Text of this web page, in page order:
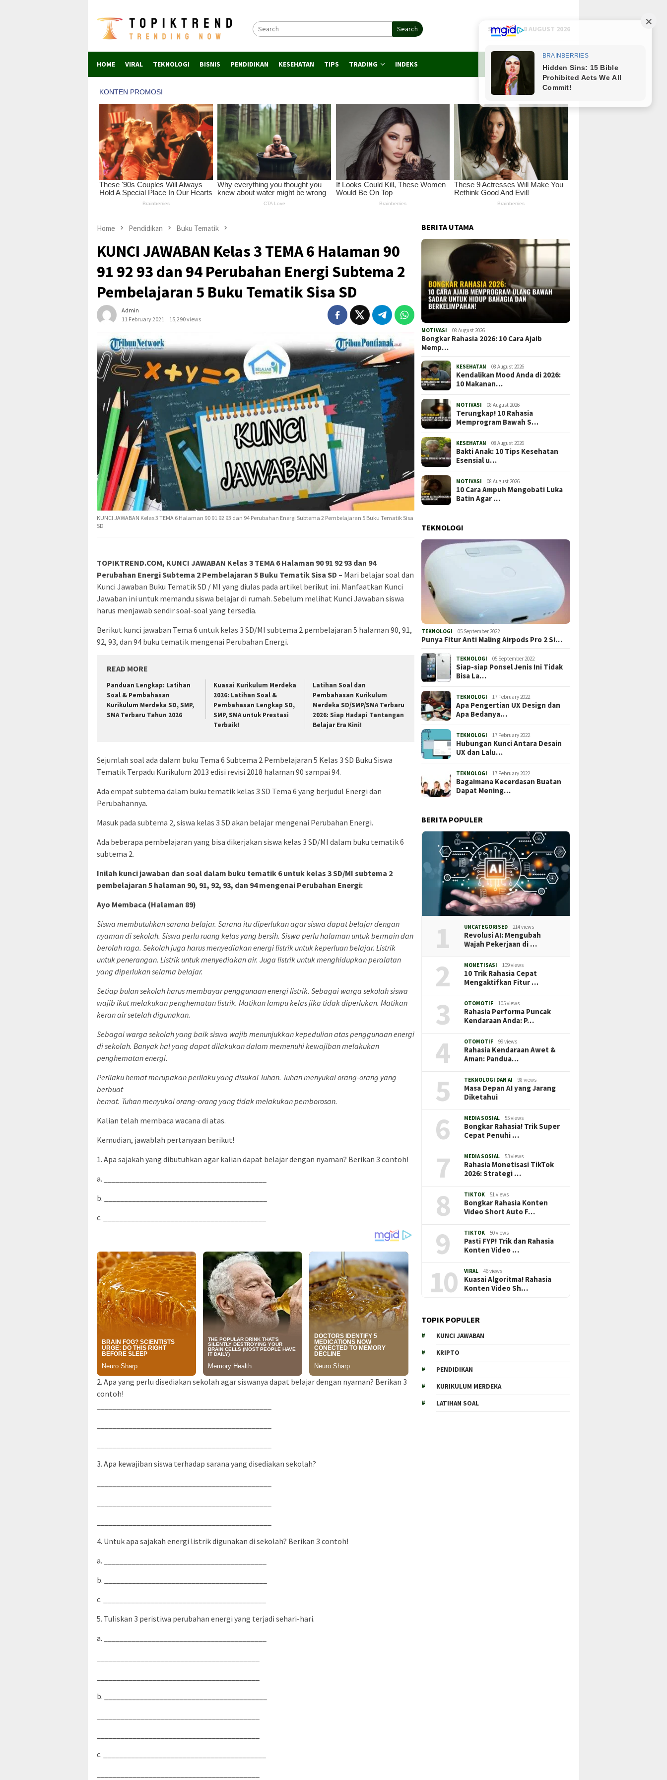
content
Search SATURDAY, 8 AUGUST 2026
HOME VIRAL TEKNOLOGI BISNIS PENDIDIKAN KESEHATAN TIPS TRADING INDEKS
Home Pendidikan Buku Tematik
KUNCI JAWABAN Kelas 3 TEMA 6 Halaman 90
91 92 93 dan 94 Perubahan Energi Subtema 2
Pembelajaran 5 Buku Tematik Sisa SD
Admin
11 February 2021
15,290 views
KUNCI JAWABAN Kelas 3 TEMA 6 Halaman 90 91 92 93 dan 94 Perubahan Energi Subtema 2 Pembelajaran 5 Buku Tematik Sisa
SD
TOPIKTREND.COM, KUNCI JAWABAN Kelas 3 TEMA 6 Halaman 90 91 92 93 dan 94
Perubahan Energi Subtema 2 Pembelajaran 5 Buku Tematik Sisa SD – Mari belajar soal dan
Kunci Jawaban Buku Tematik SD / MI yang diulas pada artikel berikut ini. Manfaatkan Kunci
Jawaban ini untuk memandu siswa belajar di rumah. Sebelum melihat Kunci Jawaban siswa
harus menjawab sendir soal-soal yang tersedia.
Berikut kunci jawaban Tema 6 untuk kelas 3 SD/MI subtema 2 pembelajaran 5 halaman 90, 91,
92, 93, dan 94 buku tematik mengenai Perubahan Energi.
READ MORE
Panduan Lengkap: Latihan
Soal & Pembahasan
Kurikulum Merdeka SD, SMP,
SMA Terbaru Tahun 2026
Kuasai Kurikulum Merdeka
2026: Latihan Soal &
Pembahasan Lengkap SD,
SMP, SMA untuk Prestasi
Terbaik!
Latihan Soal dan
Pembahasan Kurikulum
Merdeka SD/SMP/SMA Terbaru
2026: Siap Hadapi Tantangan
Belajar Era Kini!
Sejumlah soal ada dalam buku Tema 6 Subtema 2 Pembelajaran 5 Kelas 3 SD Buku Siswa
Tematik Terpadu Kurikulum 2013 edisi revisi 2018 halaman 90 sampai 94.
Ada empat subtema dalam buku tematik kelas 3 SD Tema 6 yang berjudul Energi dan
Perubahannya.
Masuk pada subtema 2, siswa kelas 3 SD akan belajar mengenai Perubahan Energi.
Ada beberapa pembelajaran yang bisa dikerjakan siswa kelas 3 SD/MI dalam buku tematik 6
subtema 2.
Inilah kunci jawaban dan soal dalam buku tematik 6 untuk kelas 3 SD/MI subtema 2
pembelajaran 5 halaman 90, 91, 92, 93, dan 94 mengenai Perubahan Energi:
Ayo Membaca (Halaman 89)
Siswa membutuhkan sarana belajar. Sarana itu diperlukan agar siswa dapat belajar dengan
nyaman di sekolah. Siswa perlu ruang kelas yang bersih. Siswa perlu halaman untuk bermain dan
berolah raga. Sekolah juga harus menyediakan energi listrik untuk keperluan belajar. Listrik
untuk penerangan. Listrik untuk menyediakan air. Juga listrik untuk menghidupkan peralatan
yang diperlukan selama belajar.
Setiap bulan sekolah harus membayar penggunaan energi listrik. Sebagai warga sekolah siswa
wajib ikut melakukan penghematan listrik. Matikan lampu kelas jika tidak diperlukan. Matikan
keran air setelah digunakan.
Sebagai warga sekolah yang baik siswa wajib menunjukkan kepedulian atas penggunaan energi
di sekolah. Banyak hal yang dapat dilakukan dalam memenuhi kewajiban melakukan
penghematan energi.
Perilaku hemat merupakan perilaku yang disukai Tuhan. Tuhan menyukai orang-orang yang
berbuat
hemat. Tuhan menyukai orang-orang yang tidak melakukan pemborosan.
Kalian telah membaca wacana di atas.
Kemudian, jawablah pertanyaan berikut!
1. Apa sajakah yang dibutuhkan agar kalian dapat belajar dengan nyaman? Berikan 3 contoh!
a. _________________________________________
b. _________________________________________
c. _________________________________________
2. Apa yang perlu disediakan sekolah agar siswanya dapat belajar dengan nyaman? Berikan 3
contoh!
3. Apa kewajiban siswa terhadap sarana yang disediakan sekolah?
4. Untuk apa sajakah energi listrik digunakan di sekolah? Berikan 3 contoh!
a. _________________________________________
b. _________________________________________
c. _________________________________________
5. Tuliskan 3 peristiwa perubahan energi yang terjadi sehari-hari.
a. _________________________________________
b. _________________________________________
c. _________________________________________
BERITA UTAMA
MOTIVASI 08 August 2026
Bongkar Rahasia 2026: 10 Cara Ajaib
Memp…
KESEHATAN 08 August 2026
Kendalikan Mood Anda di 2026:
10 Makanan…
MOTIVASI 08 August 2026
Terungkap! 10 Rahasia
Memprogram Bawah S…
KESEHATAN 08 August 2026
Bakti Anak: 10 Tips Kesehatan
Esensial u…
MOTIVASI 08 August 2026
10 Cara Ampuh Mengobati Luka
Batin Agar …
TEKNOLOGI
TEKNOLOGI 05 September 2022
Punya Fitur Anti Maling Airpods Pro 2 Si…
TEKNOLOGI 05 September 2022
Siap-siap Ponsel Jenis Ini Tidak
Bisa La…
TEKNOLOGI 17 February 2022
Apa Pengertian UX Design dan
Apa Bedanya…
TEKNOLOGI 17 February 2022
Hubungan Kunci Antara Desain
UX dan Lalu…
TEKNOLOGI 17 February 2022
Bagaimana Kecerdasan Buatan
Dapat Mening…
BERITA POPULER
1 UNCATEGORISED 214 views
Revolusi AI: Mengubah
Wajah Pekerjaan di …
2 MONETISASI 109 views
10 Trik Rahasia Cepat
Mengaktifkan Fitur …
3 OTOMOTIF 105 views
Rahasia Performa Puncak
Kendaraan Anda: P…
4 OTOMOTIF 99 views
Rahasia Kendaraan Awet &
Aman: Pandua…
5 TEKNOLOGI DAN AI 98 views
Masa Depan AI yang Jarang
Diketahui
6 MEDIA SOSIAL 55 views
Bongkar Rahasia! Trik Super
Cepat Penuhi …
7 MEDIA SOSIAL 53 views
Rahasia Monetisasi TikTok
2026: Strategi …
8 TIKTOK 51 views
Bongkar Rahasia Konten
Video Short Auto F…
9 TIKTOK 50 views
Pasti FYP! Trik dan Rahasia
Konten Video …
10 VIRAL 46 views
Kuasai Algoritma! Rahasia
Konten Video Sh…
TOPIK POPULER
KUNCI JAWABAN
KRIPTO
PENDIDIKAN
KURIKULUM MERDEKA
LATIHAN SOAL